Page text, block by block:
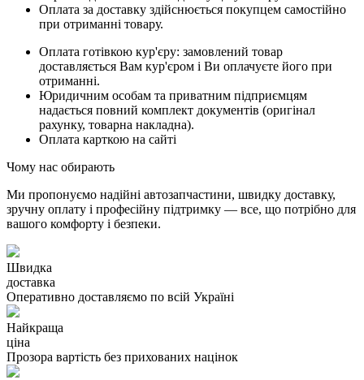
Оплата за доставку здійснюється покупцем самостійно
при отриманні товару.
Оплата готівкою кур'єру: замовлений товар
доставляється Вам кур'єром і Ви оплачуєте його при
отриманні.
Юридичним особам та приватним підприємцям
надається повний комплект документів (оригінал
рахунку, товарна накладна).
Оплата карткою на сайті
Чому нас обирають
Ми пропонуємо надійні автозапчастини, швидку доставку,
зручну оплату і професійну підтримку — все, що потрібно для
вашого комфорту і безпеки.
Швидка
доставка
Оперативно доставляємо по всій Україні
Найкраща
ціна
Прозора вартість без прихованих націнок